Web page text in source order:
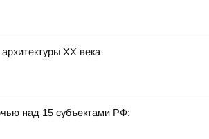
ХХ века
над 15 субъектами РФ: